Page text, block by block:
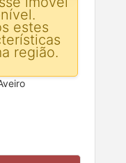
estes
região.